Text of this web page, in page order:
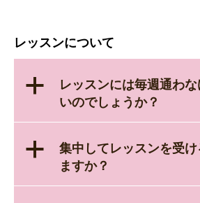
レッスンについて
a
レッスンには毎週通わ
いのでしょうか？
a
集中してレッスンを受け
ますか？